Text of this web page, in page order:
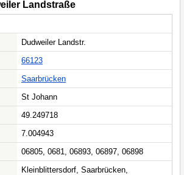
Landstraße
Dudweiler Landstr.
66123
Saarbrücken
St Johann
49.249718
7.004943
06805, 0681, 06893, 06897, 06898
Kleinblittersdorf, Saarbrücken,